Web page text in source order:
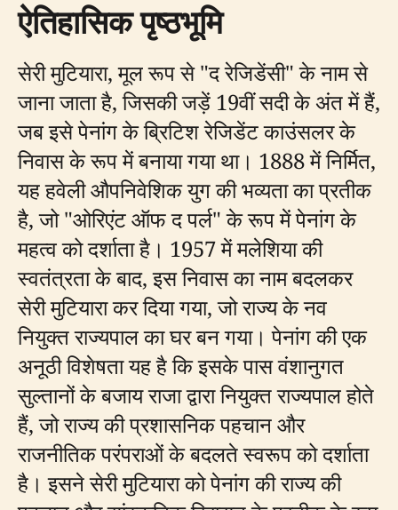
ऐतिहासिक पृष्ठभूमि
सेरी मुटियारा, मूल रूप से "द रेजिडेंसी" के नाम से
जाना जाता है, जिसकी जड़ें 19वीं सदी के अंत में हैं,
जब इसे पेनांग के ब्रिटिश रेजिडेंट काउंसलर के
निवास के रूप में बनाया गया था। 1888 में निर्मित,
यह हवेली औपनिवेशिक युग की भव्यता का प्रतीक
है, जो "ओरिएंट ऑफ द पर्ल" के रूप में पेनांग के
महत्व को दर्शाता है। 1957 में मलेशिया की
स्वतंत्रता के बाद, इस निवास का नाम बदलकर
सेरी मुटियारा कर दिया गया, जो राज्य के नव
नियुक्त राज्यपाल का घर बन गया। पेनांग की एक
अनूठी विशेषता यह है कि इसके पास वंशानुगत
सुल्तानों के बजाय राजा द्वारा नियुक्त राज्यपाल होते
हैं, जो राज्य की प्रशासनिक पहचान और
राजनीतिक परंपराओं के बदलते स्वरूप को दर्शाता
है। इसने सेरी मुटियारा को पेनांग की राज्य की